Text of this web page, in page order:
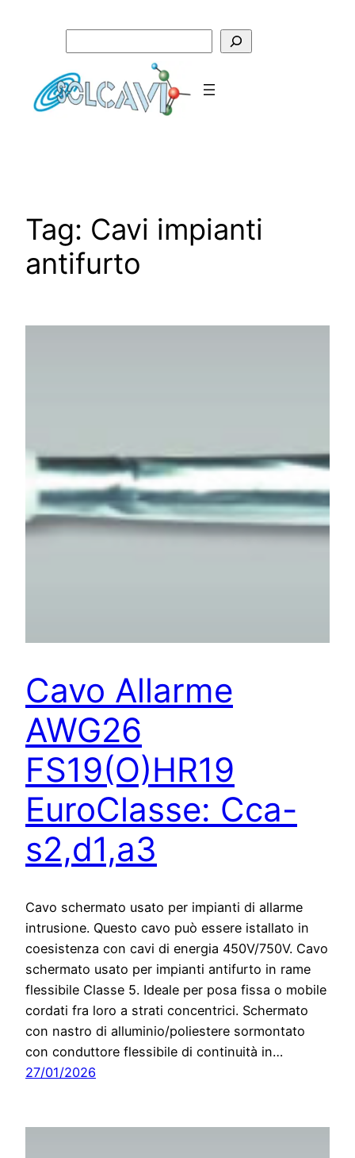
contenuto
Tag: Cavi impianti
antifurto
Cavo Allarme
AWG26
FS19(O)HR19
EuroClasse: Cca-
s2,d1,a3
Cavo schermato usato per impianti di allarme
intrusione. Questo cavo può essere istallato in
coesistenza con cavi di energia 450V/750V. Cavo
schermato usato per impianti antifurto in rame
flessibile Classe 5. Ideale per posa fissa o mobile
cordati fra loro a strati concentrici. Schermato
con nastro di alluminio/poliestere sormontato
con conduttore flessibile di continuità in…
27/01/2026